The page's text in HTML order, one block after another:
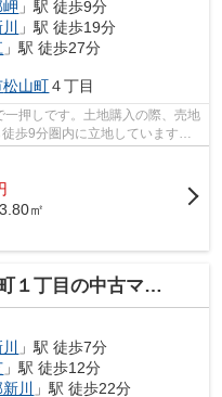
」駅 徒歩9分
」駅 徒歩19分
」駅 徒歩27分
松山町４丁目
押しです。土地購入の際、売地
歩9分圏内に立地しています。
㎡
目の中古マンション
」駅 徒歩7分
」駅 徒歩12分
川
」駅 徒歩22分